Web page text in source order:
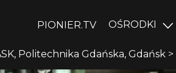
PIONIER.TV OŚRODKI
Politechnika Gdańska, Gdańsk >